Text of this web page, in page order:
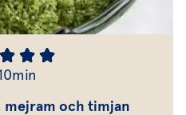
min
och timjan